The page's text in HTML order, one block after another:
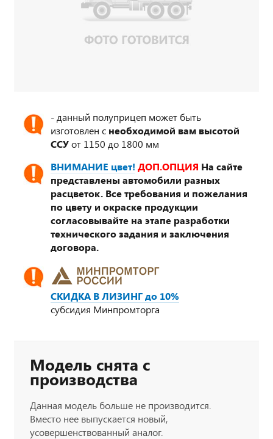
- данный полуприцеп может быть
изготовлен с необходимой вам высотой
ССУот 1150 до 1800 мм
ВНИМАНИЕ цвет! ДОП.ОПЦИЯ На сайте
представлены автомобили разных
расцветок. Все требования и пожелания
по цвету и окраске продукции
согласовывайте на этапе разработки
технического задания и заключения
договора.
СКИДКА В ЛИЗИНГ до 10%
субсидия Минпромторга
Модель снята с
производства
Данная модель больше не производится.
Вместо нее выпускается новый,
усовершенствованный аналог.